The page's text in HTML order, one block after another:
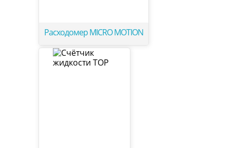
Расходомер MICRO MOTION